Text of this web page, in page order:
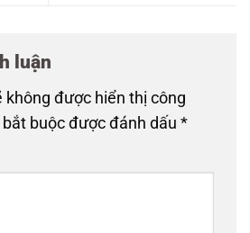
luận
không được hiển thị công
buộc được đánh dấu *